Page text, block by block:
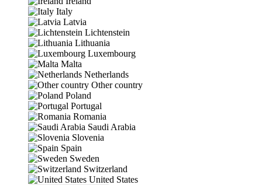
Italy
Latvia
Lichtenstein
Lithuania
Luxembourg
Malta
Netherlands
Other country
Poland
Portugal
Romania
Saudi Arabia
Slovenia
Spain
Sweden
Switzerland
United States